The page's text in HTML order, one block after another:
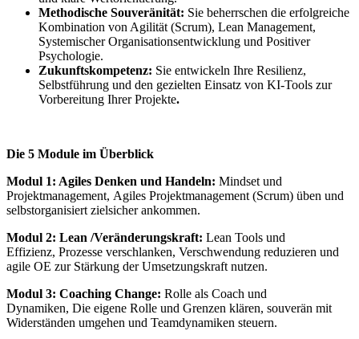
Methodische Souveränität: Sie beherrschen die erfolgreiche
Kombination von Agilität (Scrum), Lean Management,
Systemischer Organisationsentwicklung und Positiver
Psychologie.
Zukunftskompetenz: Sie entwickeln Ihre Resilienz,
Selbstführung und den gezielten Einsatz von KI-Tools zur
Vorbereitung Ihrer Projekte.
Die 5 Module im Überblick
Modul 1: Agiles Denken und Handeln: Mindset und
Projektmanagement, Agiles Projektmanagement (Scrum) üben und
selbstorganisiert zielsicher ankommen.
Modul 2: Lean /Veränderungskraft: Lean Tools und
Effizienz, Prozesse verschlanken, Verschwendung reduzieren und
agile OE zur Stärkung der Umsetzungskraft nutzen.
Modul 3: Coaching Change: Rolle als Coach und
Dynamiken, Die eigene Rolle und Grenzen klären, souverän mit
Widerständen umgehen und Teamdynamiken steuern.